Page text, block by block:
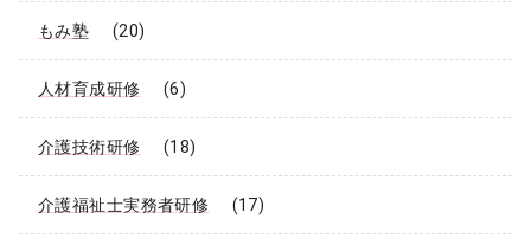
もみ塾 (20)
人材育成研修 (6)
介護技術研修 (18)
介護福祉士実務者研修 (17)